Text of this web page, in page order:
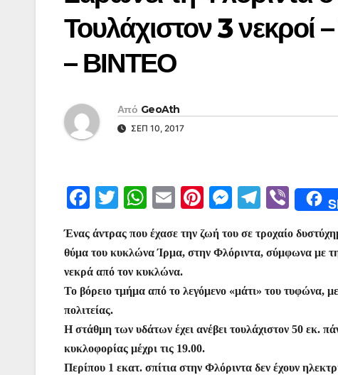
Τουλάχιστον 3 νεκροί
– ΒΙΝΤΕΟ
Από GeoAth
ΣΕΠ 10, 2017
F
c
e
b
o
o
k
T
itt
er
W
at
s
A
p
E
ai
l
Pi
er
e
st
M
s
s
e
g
T
e
gr
a
Vi
b
er
Ένας άντρας που έχασε την ζωή του σε τροχαίο
θύμα του κυκλώνα Ίρμα, στην Φλόριντα, σύμφωνα με
νεκρά από τον κυκλώνα.
Το βόρειο τμήμα από το λεγόμενο «μάτι» του τυφώνα,
πολιτείας.
Η στάθμη των υδάτων έχει ανέβει τουλάχιστον 50 εκ.
κυκλοφορίας μέχρι τις 19.00.
Περίπου 1 εκατ. σπίτια στην Φλόριντα δεν έχουν